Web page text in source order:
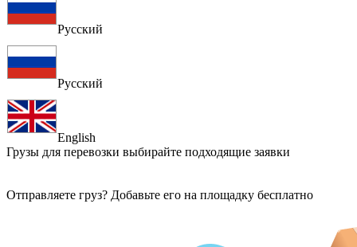
Русский
Русский
English
Грузы для перевозки выбирайте подходящие заявки
Отправляете груз? Добавьте его на площадку бесплатно